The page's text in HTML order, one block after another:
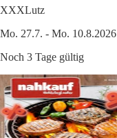
XXXLutz
Mo. 27.7. - Mo. 10.8.2026
Noch 3 Tage gültig